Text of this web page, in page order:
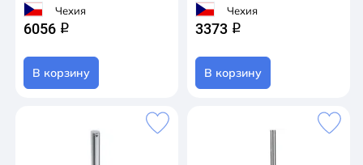
Чехия
6056 q
В корзину
Чехия
3373 q
В корзину